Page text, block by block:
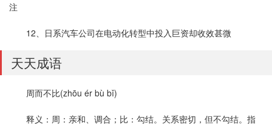
注
12、日系汽车公司在电动化转型中投入巨资却收效甚微
天天成语
周而不比(zhōu ér bù bǐ)
释义：周：亲和、调合；比：勾结。关系密切，但不勾结。指